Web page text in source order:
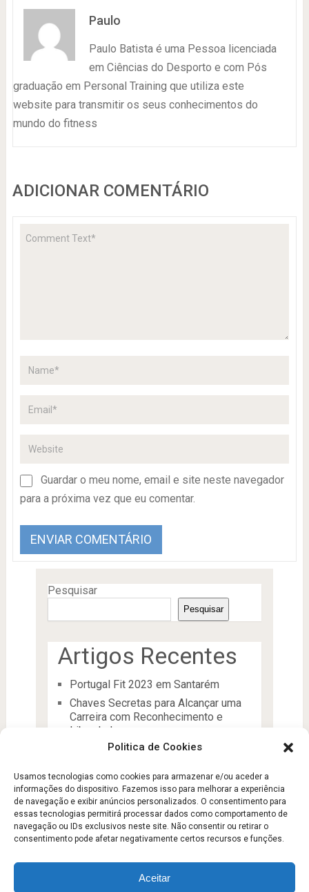
Politica de Cookies
Usamos tecnologias como cookies para armazenar e/ou aceder a
informações do dispositivo. Fazemos isso para melhorar a experiência
de navegação e exibir anúncios personalizados. O consentimento para
essas tecnologias permitirá processar dados como comportamento de
navegação ou IDs exclusivos neste site. Não consentir ou retirar o
consentimento pode afetar negativamente certos recursos e funções.
Aceitar
Paulo
Paulo Batista é uma Pessoa licenciada
em Ciências do Desporto e com Pós
graduação em Personal Training que utiliza este
website para transmitir os seus conhecimentos do
mundo do fitness
ADICIONAR COMENTÁRIO
Guardar o meu nome, email e site neste navegador
para a próxima vez que eu comentar.
Pesquisar
Pesquisar
Artigos Recentes
Portugal Fit 2023 em Santarém
Chaves Secretas para Alcançar uma
Carreira com Reconhecimento e
Liberdade
manutenção da condição física
Aptidão Física e Saúde